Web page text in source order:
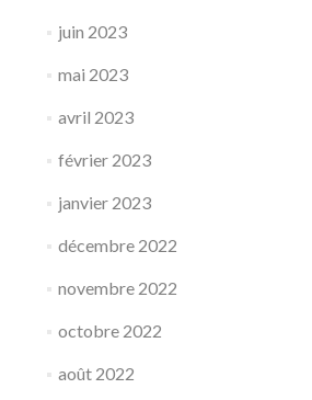
juin 2023
mai 2023
avril 2023
février 2023
janvier 2023
décembre 2022
novembre 2022
octobre 2022
août 2022